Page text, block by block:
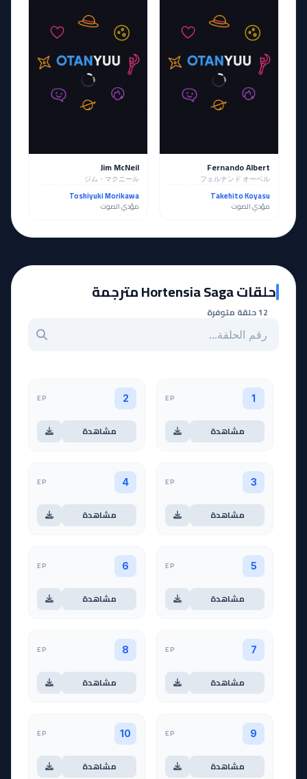
Fernando Albert
フェルナンド オーベル
Takehito Koyasu
مؤدي الصوت
Jim McNeil
ジム・マクニール
Toshiyuki Morikawa
مؤدي الصوت
حلقات Hortensia Saga مترجمة
12 حلقة متوفرة
بحث عن حلقة بالرقم
1
EP
مشاهدة
2
EP
مشاهدة
3
EP
مشاهدة
4
EP
مشاهدة
5
EP
مشاهدة
6
EP
مشاهدة
7
EP
مشاهدة
8
EP
مشاهدة
9
EP
مشاهدة
10
EP
مشاهدة